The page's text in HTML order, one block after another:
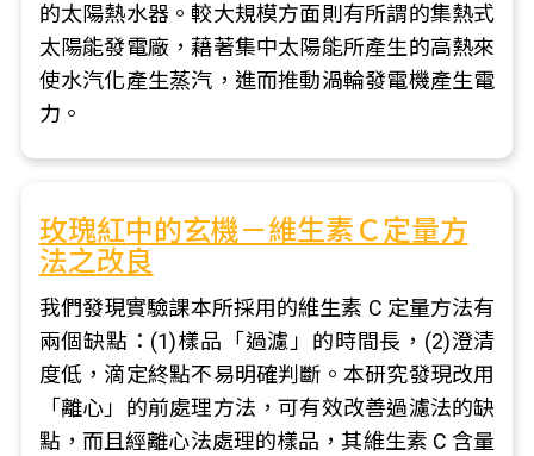
的太陽熱水器。較大規模方面則有所謂的集熱式
太陽能發電廠，藉著集中太陽能所產生的高熱來
使水汽化產生蒸汽，進而推動渦輪發電機產生電
力。
玫瑰紅中的玄機－維生素Ｃ定量方
法之改良
我們發現實驗課本所採用的維生素 C 定量方法有
兩個缺點：(1)樣品「過濾」的時間長，(2)澄清
度低，滴定終點不易明確判斷。本研究發現改用
「離心」的前處理方法，可有效改善過濾法的缺
點，而且經離心法處理的樣品，其維生素 C 含量